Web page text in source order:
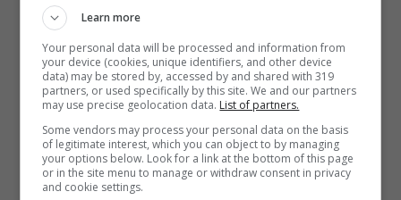
PlanetWin365
BONUS PLANETWIN365: FINO A 2050€
Planetwin365: 2050€ per sport e scommesse
Iscrivendoti a PlanetWin365 ricevi: 100% fino a 2000€
Sport
2050€
Learn more
Your personal data will be processed and information from
your device (cookies, unique identifiers, and other device
data) may be stored by, accessed by and shared with 319
partners, or used specifically by this site. We and our partners
may use precise geolocation data. List of partners.
Some vendors may process your personal data on the basis
of legitimate interest, which you can object to by managing
your options below. Look for a link at the bottom of this page
or in the site menu to manage or withdraw consent in privacy
and cookie settings.